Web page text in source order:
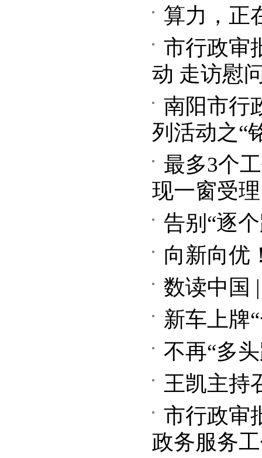
算力，正
市行政审
动 走访慰
南阳市行
列活动之“
最多3个
现一窗受理
告别“逐
向新向优
数读中国
新车上牌
不再“多
王凯主持
市行政审
政务服务